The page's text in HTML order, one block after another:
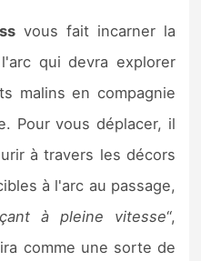
vous fait incarner la
qui devra explorer
malins en compagnie
Pour vous déplacer, il
à travers les décors
à l'arc au passage,
à pleine vitesse“,
comme une sorte de